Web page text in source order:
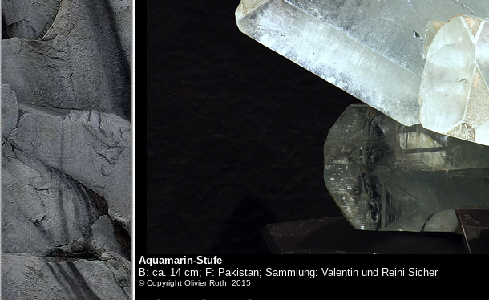
Aquamarin-Stufe
B: ca. 14 cm; F: Pakistan; Sammlung: Valentin und Reini Sicher
© Copyright Olivier Roth, 2015